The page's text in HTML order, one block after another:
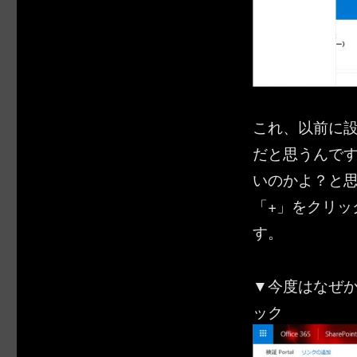
これ、以前に
だと思うんで
いのかよ？と
「+」をクリ
す。
▼今度はなぜ
ック